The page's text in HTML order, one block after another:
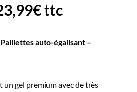
€ttc
auto-égalisant –
un gel premium avec de très